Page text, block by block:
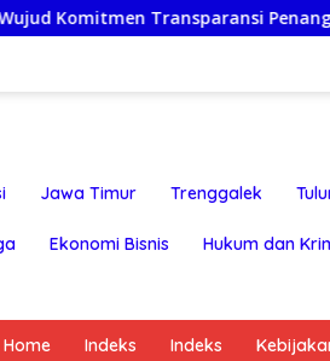
Penanganan Dugaan
Jawa Timur Trenggalek
Ekonomi Bisnis Hukum dan
Home Indeks Indeks